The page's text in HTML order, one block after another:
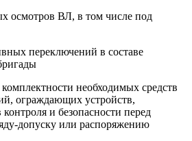
осмотров ВЛ, в том числе под
переключений в составе
необходимых средств
ограждающих устройств,
и безопасности перед
допуску или распоряжению